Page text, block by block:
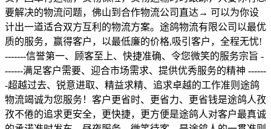
要解决的物流问题，佛山到合作物流公司直达→ 可以为你设
计出一道适合双方互利的物流方案。途鸽物流有限公司以最优
质的服务，赢得客户，以最低廉的价格,吸引客户，全程无忧!
-------信誉第一、顾客至上、快捷准确、令您微笑的服务宗旨 -
------满足客户需要、迎合市场需求、提供优秀服务的精神 ------
-超越过去、锐意进取、精益求精、追求卓越的工作准则途鸽
物流竭诚为您服务！客户更省时、更省力、更省钱是途鸽人孜
孜不倦的追求更安全，更快捷，更方便是途鸽人对客户最真诚